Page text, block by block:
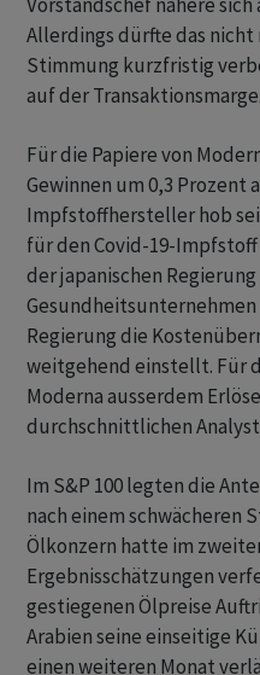
Allerdings dürfte das nicht
Stimmung kurzfristig
auf der Transaktionsmarge.
Für die Papiere von
Gewinnen um 0,3 Prozent
Impfstoffhersteller hob
für den Covid-19-
der japanischen
Gesundheitsunternehmen
Regierung die
weitgehend einstellt. Für
Moderna ausserdem
durchschnittlichen
Im S&P 100 legten die
nach einem schwächeren
Ölkonzern hatte im
Ergebnisschätzungen
gestiegenen Ölpreise
Arabien seine einseitige
einen weiteren Monat